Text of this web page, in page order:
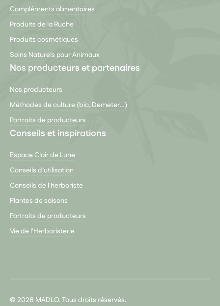
Compléments alimentaires
Produits de la Ruche
Produits cosmétiques
Soins Naturels pour Animaux
Nos producteurs et partenaires
Nos producteurs
Méthodes de culture (bio, Demeter…)
Portraits de producteurs
Conseils et inspirations
Espace Clair de Lune
Conseils d’utilisation
Conseils de l'herboriste
Plantes de saisons
Portraits de producteurs
Vie de l'Herboristerie
© 2026 MADLO. Tous droits réservés.